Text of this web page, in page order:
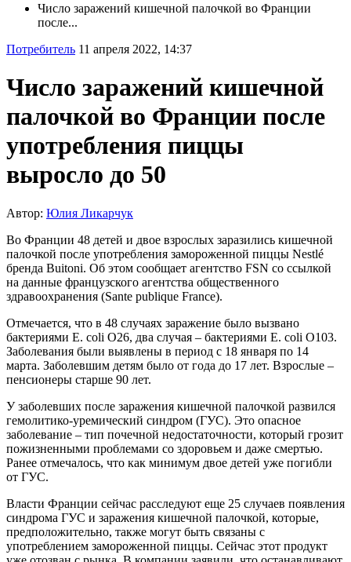
Число заражений кишечной палочкой во Франции
после...
Потребитель 11 апреля 2022, 14:37
Число заражений кишечной
палочкой во Франции после
употребления пиццы
выросло до 50
Автор: Юлия Ликарчук
Во Франции 48 детей и двое взрослых заразились кишечной
палочкой после употребления замороженной пиццы Nestlé
бренда Buitoni. Об этом сообщает агентство FSN со ссылкой
на данные французского агентства общественного
здравоохранения (Santе publique France).
Отмечается, что в 48 случаях заражение было вызвано
бактериями E. coli O26, два случая – бактериями E. coli O103.
Заболевания были выявлены в период с 18 января по 14
марта. Заболевшим детям было от года до 17 лет. Взрослые –
пенсионеры старше 90 лет.
У заболевших после заражения кишечной палочкой развился
гемолитико-уремический синдром (ГУС). Это опасное
заболевание – тип почечной недостаточности, который грозит
пожизненными проблемами со здоровьем и даже смертью.
Ранее отмечалось, что как минимум двое детей уже погибли
от ГУС.
Власти Франции сейчас расследуют еще 25 случаев появления
синдрома ГУС и заражения кишечной палочкой, которые,
предположительно, также могут быть связаны с
употреблением замороженной пиццы. Сейчас этот продукт